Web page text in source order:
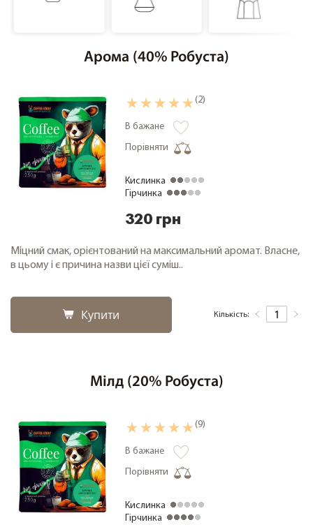
Кава свіжого обсмажування
Чай
Зелений чай
Чорний чай
Про компанію
Заміна та повернення товару
Акції
Арома (40% Робуста)
(2)
В бажане
Порівняти
Кислинка
Гірчинка
320 грн
Міцний смак, орієнтований на максимальний аромат. Власне,
в цьому і є причина назви цієї суміш..
Купити Кількість:
Мілд (20% Робуста)
(9)
В бажане
Порівняти
Кислинка
Гірчинка